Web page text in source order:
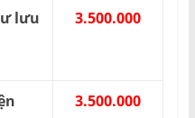
lưu
3.500.000
3.500.000